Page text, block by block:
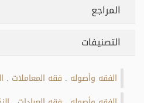
المراجع
التصنيفات
الفقه وأصوله فقه المعاملات